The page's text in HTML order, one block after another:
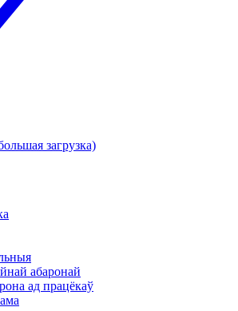
загрузка)
абаронай
ад працёкаў